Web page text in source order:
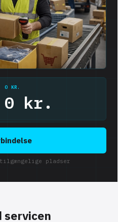
0 KR.
0 kr.
tilgængelige pladser